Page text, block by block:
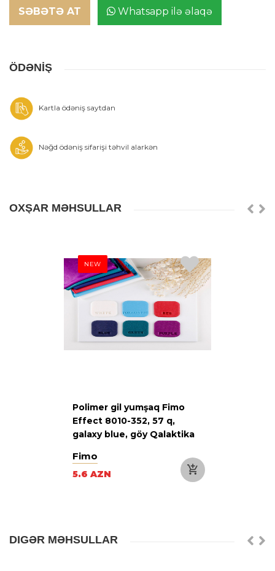
SƏBƏTƏ AT Whatsapp ilə əlaqə
ÖDƏNİŞ
Kartla ödəniş saytdan
Nəğd ödəniş sifarişi təhvil alarkən
OXŞAR MƏHSULLAR
NEW
Polimer gil yumşaq Fimo
Effect 8010-352, 57 q,
galaxy blue, göy Qalaktika
Fimo
5.6 AZN
DIGƏR MƏHSULLAR